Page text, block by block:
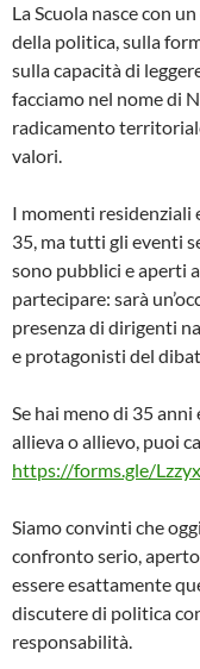
La Scuola nasce con
della politica, sulla
sulla capacità di
facciamo nel nome di
radicamento
valori.
I momenti residenziali
35, ma tutti gli eventi
sono pubblici e aperti
partecipare: sarà
presenza di dirigenti
e protagonisti del
Se hai meno di 35
allieva o allievo, puoi
https://forms.gle/
Siamo convinti che
confronto serio, aperto
essere esattamente
discutere di politica
responsabilità.